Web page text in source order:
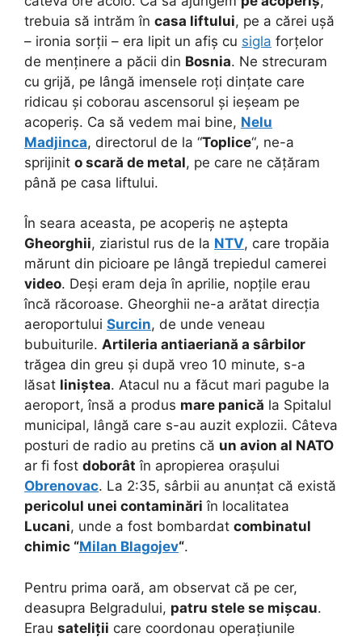
trebuia să intrăm în casa liftului, pe a cărei ușă
– ironia sorții – era lipit un afiș cu sigla forțelor
de menținere a păcii din Bosnia. Ne strecuram
cu grijă, pe lângă imensele roți dințate care
ridicau și coborau ascensorul și ieșeam pe
acoperiș. Ca să vedem mai bine, Nelu
Madjinca, directorul de la “Toplice“, ne-a
sprijinit o scară de metal, pe care ne cățăram
până pe casa liftului.
În seara aceasta, pe acoperiș ne aștepta
Gheorghii, ziaristul rus de la NTV, care tropăia
mărunt din picioare pe lângă trepiedul camerei
video. Deși eram deja în aprilie, nopțile erau
încă răcoroase. Gheorghii ne-a arătat direcția
aeroportului Surcin, de unde veneau
bubuiturile. Artileria antiaeriană a sârbilor
trăgea din greu și după vreo 10 minute, s-a
lăsat liniștea. Atacul nu a făcut mari pagube la
aeroport, însă a produs mare panică la Spitalul
municipal, lângă care s-au auzit explozii. Câteva
posturi de radio au pretins că un avion al NATO
ar fi fost doborât în apropierea orașului
Obrenovac. La 2:35, sârbii au anunțat că există
pericolul unei contaminări în localitatea
Lucani, unde a fost bombardat combinatul
chimic “Milan Blagojev“.
Pentru prima oară, am observat că pe cer,
deasupra Belgradului, patru stele se mișcau.
Erau sateliții care coordonau operațiunile